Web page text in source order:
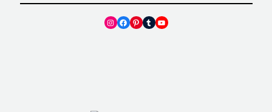
Instagram
Facebook
Pinterest
TumblrYouTube